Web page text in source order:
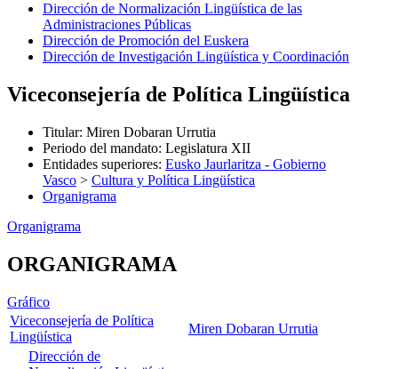
Dirección de Normalización Lingüística de las
Administraciones Públicas
Dirección de Promoción del Euskera
Dirección de Investigación Lingüística y Coordinación
Viceconsejería de Política Lingüística
Titular: Miren Dobaran Urrutia
Periodo del mandato: Legislatura XII
Entidades superiores: Eusko Jaurlaritza - Gobierno
Vasco > Cultura y Política Lingüística
Organigrama
Organigrama
ORGANIGRAMA
Gráfico
Viceconsejería de Política
Lingüística
Miren Dobaran Urrutia
Dirección de